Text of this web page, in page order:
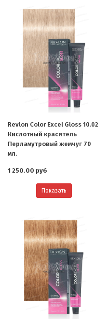
Revlon Color Excel Gloss 10.02
Кислотный краситель
Перламутровый жемчуг 70
мл.
1 250.00 руб
Показать